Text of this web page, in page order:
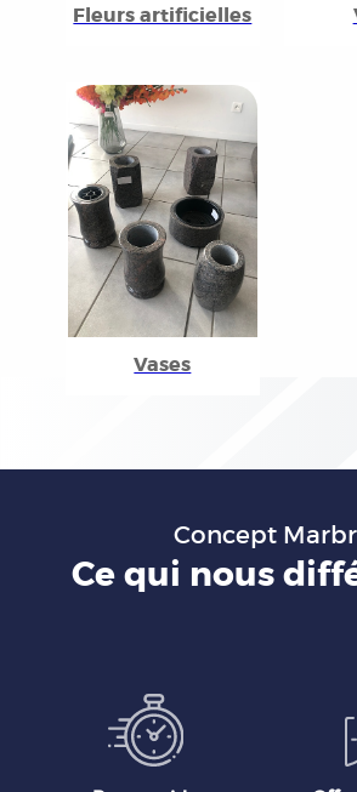
Fleurs artificielles
Vases
Concept
Ce qui nous